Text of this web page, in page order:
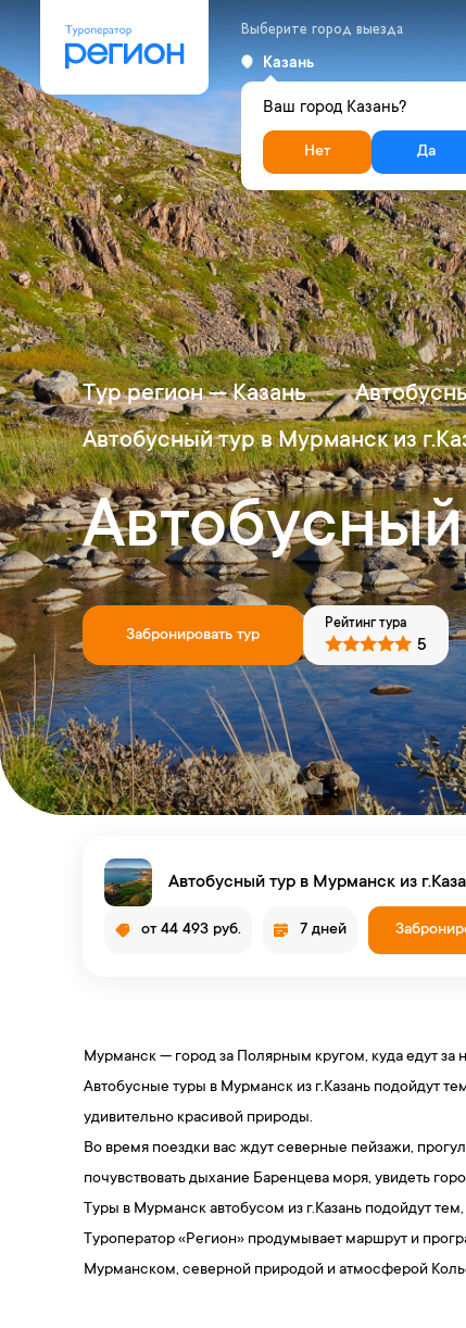
Выберите город выезда
Казань
Ваш город Казань?
Нет Да
Тур регион — Казань
Автобусный тур в Мурманск из
Забронировать тур
Рейтинг тура
5
Автобусный тур в Мурманск из
от 44 493 руб. 7 дней
Мурманск — город за Полярным кругом, куда едут
Автобусные туры в Мурманск из г.Казань подойдут
удивительно красивой природы.
Во время поездки вас ждут северные пейзажи,
почувствовать дыхание Баренцева моря, увидеть
Туры в Мурманск автобусом из г.Казань подойдут
Туроператор «Регион» продумывает маршрут и
Мурманском, северной природой и атмосферой